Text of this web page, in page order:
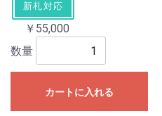
新札対応
￥55,000
数量
カートに入れる